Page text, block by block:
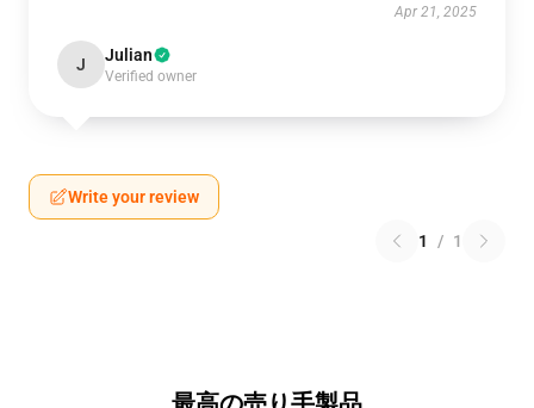
Apr 21, 2025
J Julian
Verified owner
Write your review
1 / 1